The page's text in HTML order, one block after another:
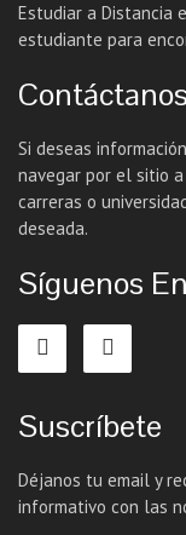
Estudiar a Distancia
estudiante para
Contáctanos
Si deseas
navegar por el sitio
carreras o
deseada.
Síguenos En
Suscríbete
Déjanos tu email y
informativo con las